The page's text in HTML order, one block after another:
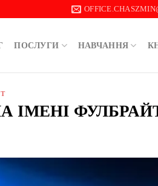
ПОСЛУГИ НАВЧАННЯ
ІМЕНІ